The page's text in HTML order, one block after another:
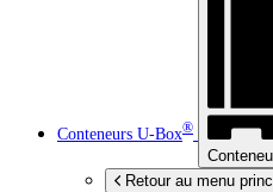
Conteneurs U-Box®
Retour au menu